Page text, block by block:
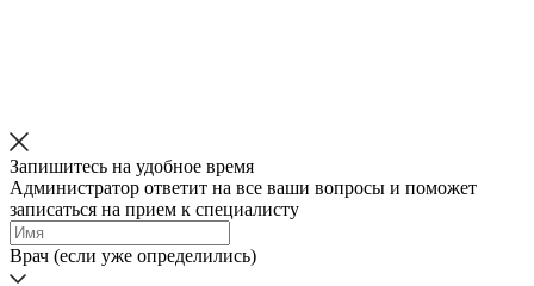
Запишитесь на удобное время
Администратор ответит на все ваши вопросы и поможет
записаться на прием к специалисту
Врач (если уже определились)